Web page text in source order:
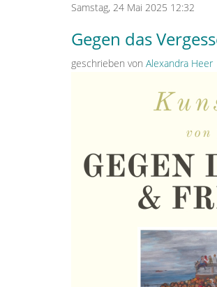
Samstag, 24 Mai 2025 12:32
Gegen das
geschrieben von Alexandra Heer